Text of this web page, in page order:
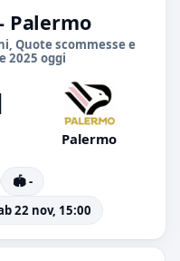
Palermo
Quote scommesse e
2025 oggi
Palermo
🏟️ -
22 nov, 15:00